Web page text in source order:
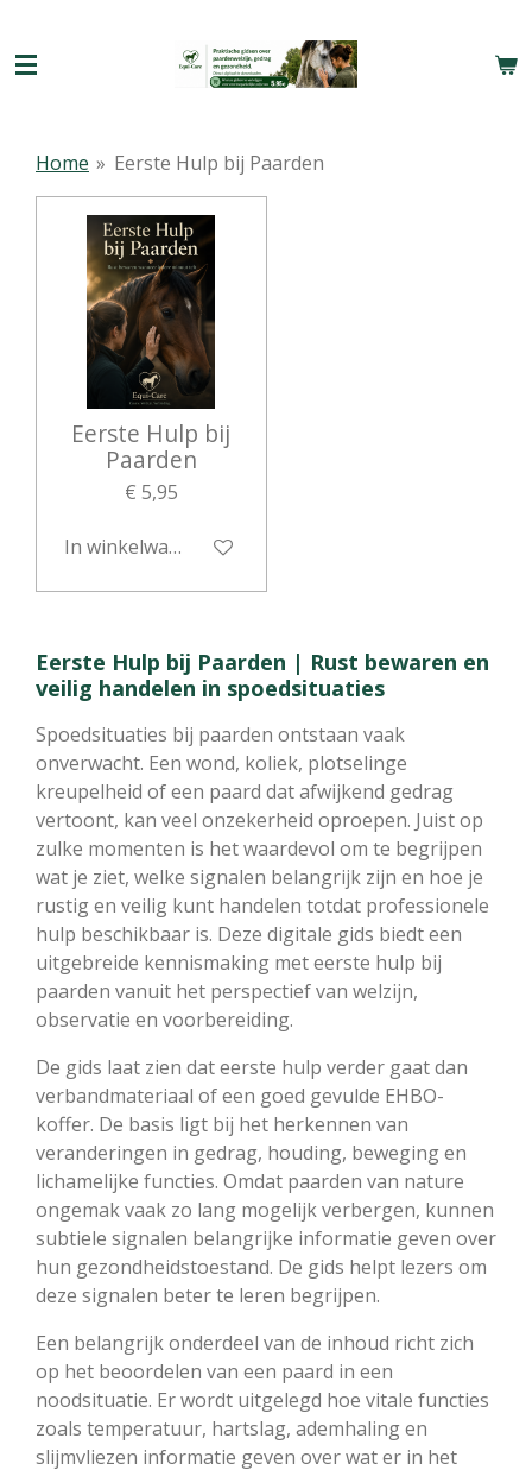
direct
naar
Home » Eerste Hulp bij Paarden
Eerste Hulp bij
Paarden
€ 5,95
In winkelwagen
Eerste Hulp bij Paarden | Rust bewaren en
veilig handelen in spoedsituaties
Spoedsituaties bij paarden ontstaan vaak
onverwacht. Een wond, koliek, plotselinge
kreupelheid of een paard dat afwijkend gedrag
vertoont, kan veel onzekerheid oproepen. Juist op
zulke momenten is het waardevol om te begrijpen
wat je ziet, welke signalen belangrijk zijn en hoe je
rustig en veilig kunt handelen totdat professionele
hulp beschikbaar is. Deze digitale gids biedt een
uitgebreide kennismaking met eerste hulp bij
paarden vanuit het perspectief van welzijn,
observatie en voorbereiding.
De gids laat zien dat eerste hulp verder gaat dan
verbandmateriaal of een goed gevulde EHBO-
koffer. De basis ligt bij het herkennen van
veranderingen in gedrag, houding, beweging en
lichamelijke functies. Omdat paarden van nature
ongemak vaak zo lang mogelijk verbergen, kunnen
subtiele signalen belangrijke informatie geven over
hun gezondheidstoestand. De gids helpt lezers om
deze signalen beter te leren begrijpen.
Een belangrijk onderdeel van de inhoud richt zich
op het beoordelen van een paard in een
noodsituatie. Er wordt uitgelegd hoe vitale functies
zoals temperatuur, hartslag, ademhaling en
slijmvliezen informatie geven over wat er in het